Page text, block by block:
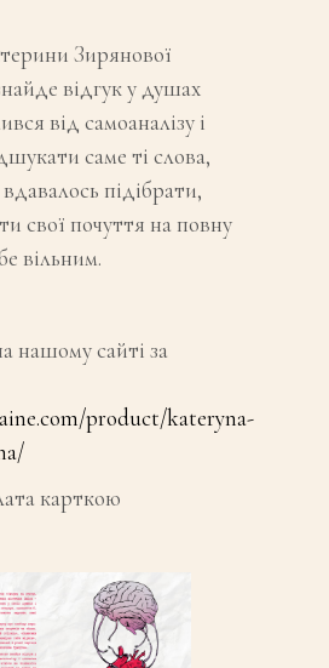
Зирянової
відгук у душах
від самоаналізу і
саме ті слова,
підібрати,
свої почуття на повну
вільним.
нашому сайті за
product/kateryna-
карткою